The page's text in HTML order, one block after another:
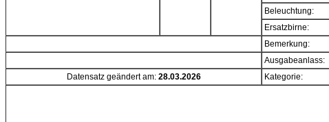
Beleuchtung:
Ersatzbirne:
Bemerkung:
Ausgabeanlass:
Datensatz geändert am: 28.03.2026 Kategorie: